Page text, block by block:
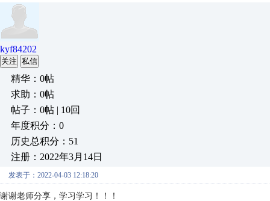
kyf84202
关注 私信
精华：0帖
求助：0帖
帖子：0帖 | 10回
年度积分：0
历史总积分：51
注册：2022年3月14日
发表于：2022-04-03 12:18:20
谢谢老师分享，学习学习！！！